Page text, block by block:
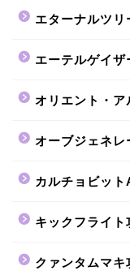
エターナルツリ
エーテルゲイザ
オリエント・ア
オーブジェネレ
カルチョビット
キックフライト
クァンタムマキ